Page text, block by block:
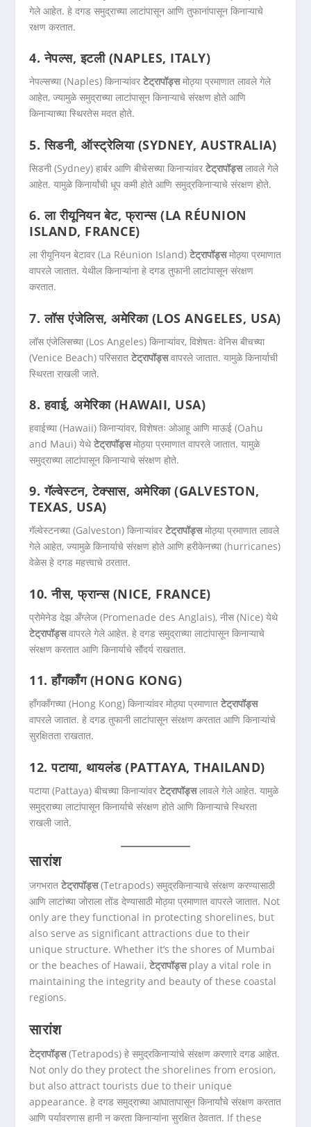
गेले आहेत. हे दगड समुद्राच्या लाटांपासून आणि तुफानांपासून किनाऱ्याचे
रक्षण करतात.
4. नेपल्स, इटली (NAPLES, ITALY)
नेपल्सच्या (Naples) किनाऱ्यांवरटेट्रापॉड्समोठ्या प्रमाणात लावले गेले
आहेत, ज्यामुळे समुद्राच्या लाटांपासून किनाऱ्याचे संरक्षण होते आणि
किनाऱ्याच्या स्थिरतेस मदत होते.
5. सिडनी, ऑस्ट्रेलिया (SYDNEY, AUSTRALIA)
सिडनी (Sydney) हार्बर आणि बीचेसच्या किनाऱ्यांवरटेट्रापॉड्सलावले गेले
आहेत. यामुळे किनार्यांची धूप कमी होते आणि समुद्रकिनाऱ्याचे संरक्षण होते.
6. ला रीयूनियन बेट, फ्रान्स (LA RÉUNION
ISLAND, FRANCE)
ला रीयूनियन बेटावर (La Réunion Island)टेट्रापॉड्समोठ्या प्रमाणात
वापरले जातात. येथील किनाऱ्यांना हे दगड तुफानी लाटांपासून संरक्षण
करतात.
7. लॉस एंजेलिस, अमेरिका (LOS ANGELES, USA)
लॉस एंजेलिसच्या (Los Angeles) किनाऱ्यांवर, विशेषतः वेनिस बीचच्या
(Venice Beach) परिसरातटेट्रापॉड्सवापरले जातात. यामुळे किनार्याची
स्थिरता राखली जाते.
8. हवाई, अमेरिका (HAWAII, USA)
हवाईच्या (Hawaii) किनाऱ्यांवर, विशेषतः ओआहू आणि माऊई (Oahu
and Maui) येथेटेट्रापॉड्समोठ्या प्रमाणात वापरले जातात. यामुळे
समुद्राच्या लाटांपासून किनाऱ्याचे संरक्षण होते.
9. गॅल्वेस्टन, टेक्सास, अमेरिका (GALVESTON,
TEXAS, USA)
गॅल्वेस्टनच्या (Galveston) किनाऱ्यांवरटेट्रापॉड्समोठ्या प्रमाणात लावले
गेले आहेत, ज्यामुळे किनार्याचे संरक्षण होते आणि हरीकेनच्या (hurricanes)
वेळेस हे दगड महत्त्वाचे ठरतात.
10. नीस, फ्रान्स (NICE, FRANCE)
प्रोमेनेड देझ अँग्लेज (Promenade des Anglais), नीस (Nice) येथे
टेट्रापॉड्सवापरले गेले आहेत. हे दगड समुद्राच्या लाटांपासून किनाऱ्याचे
संरक्षण करतात आणि किनार्याचे सौंदर्य राखतात.
11. हाँगकाँग (HONG KONG)
हाँगकाँगच्या (Hong Kong) किनाऱ्यांवर मोठ्या प्रमाणातटेट्रापॉड्स
वापरले जातात. हे दगड तुफानी लाटांपासून संरक्षण करतात आणि किनाऱ्यांचे
सुरक्षितता राखतात.
12. पटाया, थायलंड (PATTAYA, THAILAND)
पटाया (Pattaya) बीचच्या किनाऱ्यांवरटेट्रापॉड्सलावले गेले आहेत. यामुळे
समुद्राच्या लाटांपासून किनार्याचे संरक्षण होते आणि किनाऱ्याचे स्थिरता
राखली जाते.
सारांश
जगभरातटेट्रापॉड्स(Tetrapods) समुद्रकिनाऱ्याचे संरक्षण करण्यासाठी
आणि लाटांच्या जोराला तोंड देण्यासाठी मोठ्या प्रमाणात वापरले जातात. Not
only are they functional in protecting shorelines, but
also serve as significant attractions due to their
unique structure. Whether it’s the shores of Mumbai
or the beaches of Hawaii,टेट्रापॉड्सplay a vital role in
maintaining the integrity and beauty of these coastal
regions.
सारांश
टेट्रापॉड्स(Tetrapods) हे समुद्रकिनाऱ्यांचे संरक्षण करणारे दगड आहेत.
Not only do they protect the shorelines from erosion,
but also attract tourists due to their unique
appearance. हे दगड समुद्राच्या आघातापासून किनार्यांचे संरक्षण करतात
आणि पर्यावरणास हानी न करता किनाऱ्यांना सुरक्षित ठेवतात. If these